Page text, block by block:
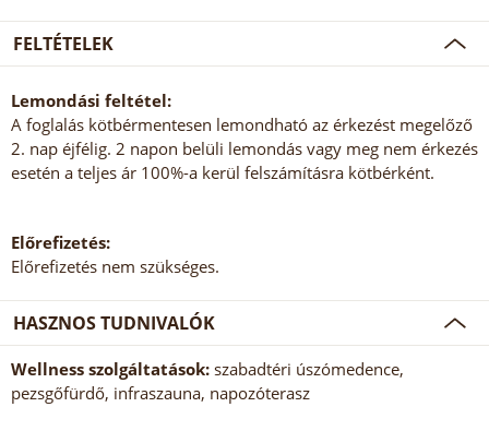
FELTÉTELEK
Lemondási feltétel:
A foglalás kötbérmentesen lemondható az érkezést megelőző
2. nap éjfélig. 2 napon belüli lemondás vagy meg nem érkezés
esetén a teljes ár 100%-a kerül felszámításra kötbérként.
Előrefizetés:
Előrefizetés nem szükséges.
HASZNOS TUDNIVALÓK
Wellness szolgáltatások: szabadtéri úszómedence,
pezsgőfürdő, infraszauna, napozóterasz